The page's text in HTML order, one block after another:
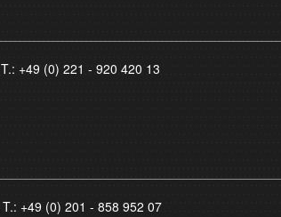
+49 (0) 221 - 920 420 13
+49 (0) 201 - 858 952 07